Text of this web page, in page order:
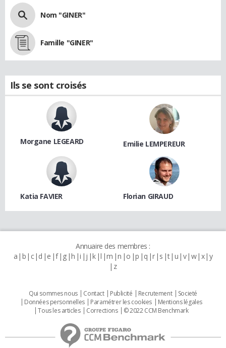
Nom "GINER"
Famille "GINER"
Ils se sont croisés
Morgane LEGEARD Emilie LEMPEREUR
Katia FAVIER Florian GIRAUD
Annuaire des membres :
a b c d e f g h i j k l m n o p q r s t u v w x y
z
Qui sommes nous Contact Publicité Recrutement
Societé
Données personnelles
Paramétrer les cookies
Mentions légales
Tous les articles
Corrections © 2022 CCM Benchmark